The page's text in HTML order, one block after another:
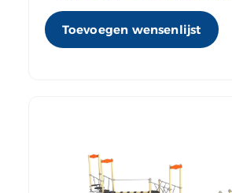
Toevoegen wensenlijst